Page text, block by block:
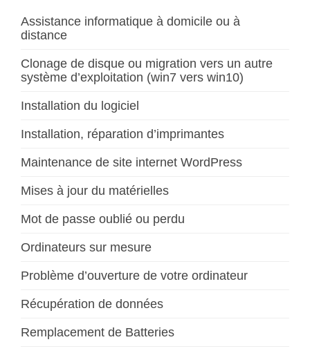
Assistance informatique à domicile ou à
distance
Clonage de disque ou migration vers un autre
système d’exploitation (win7 vers win10)
Installation du logiciel
Installation, réparation d’imprimantes
Maintenance de site internet WordPress
Mises à jour du matérielles
Mot de passe oublié ou perdu
Ordinateurs sur mesure
Problème d’ouverture de votre ordinateur
Récupération de données
Remplacement de Batteries